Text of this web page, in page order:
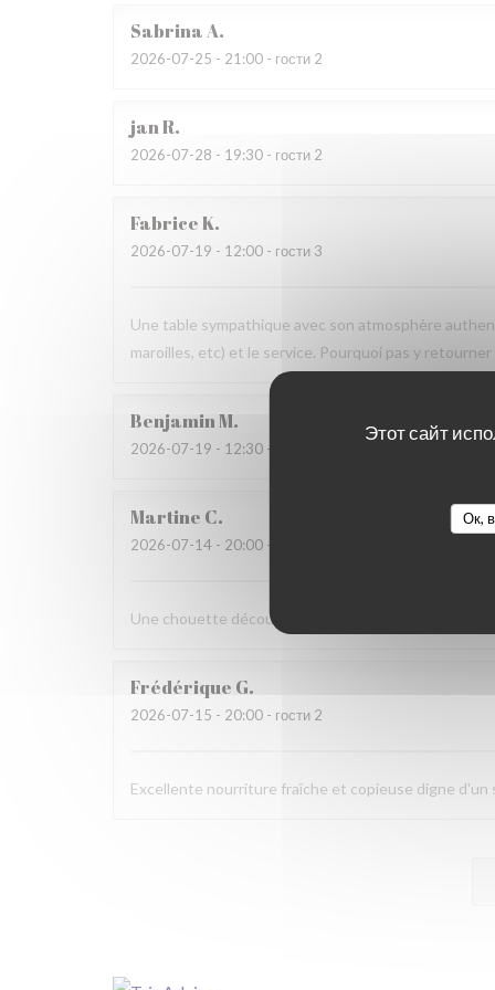
Этот сайт
Ок,
SabrinaA
2026-07-25 - 21:00 - гости 2
janR
2026-07-28 - 19:30 - гости 2
FabriceK
2026-07-19 - 12:00 - гости 3
Une table sympathique avec son atmosphère
maroilles, etc) et le service. Pourquoi pas y
BenjaminM
2026-07-19 - 12:30 - гости 2
Martine C
2026-07-14 - 20:00 - гости 6
Une chouette découverte!
Frédérique G
2026-07-15 - 20:00 - гости 2
Excellente nourriture fraîche et copieuse digne